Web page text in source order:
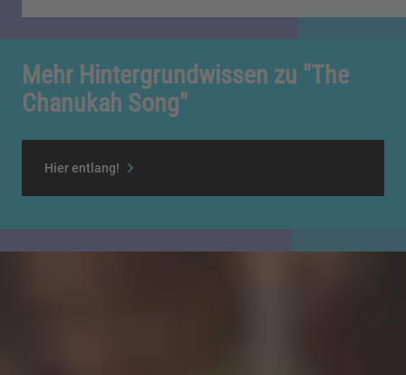
Mehr Hintergrundwissen zu "The
Chanukah Song"
Hier entlang!